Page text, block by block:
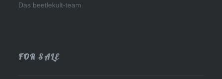
Das beetlekult-team
FOR SALE